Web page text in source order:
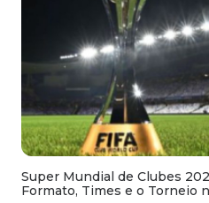
Super Mundial de Clubes
Formato, Times e o Torneio